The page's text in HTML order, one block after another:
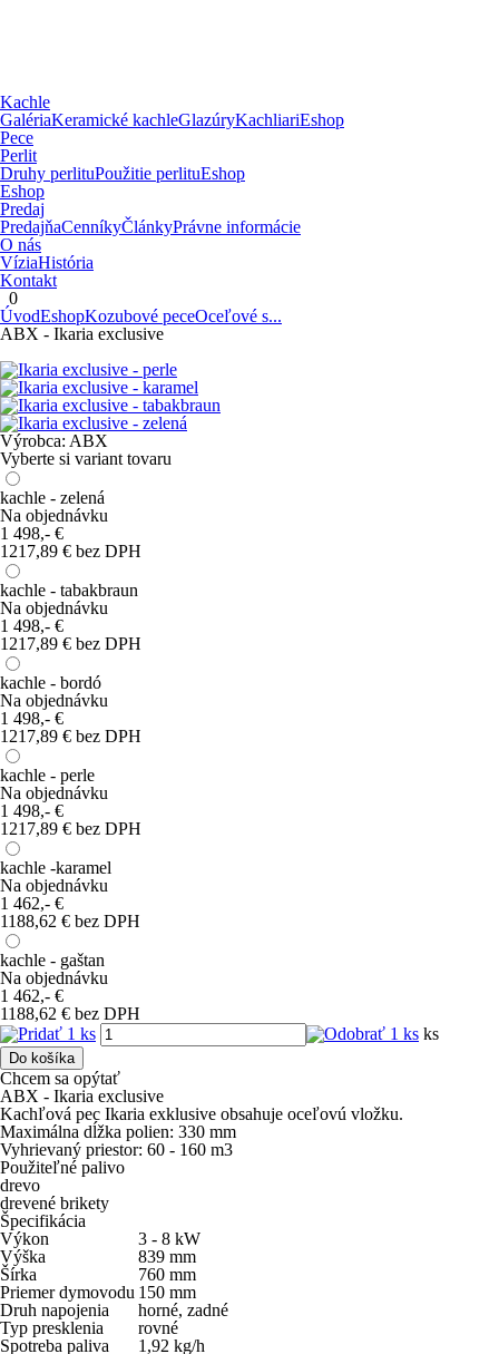
Kachle
GalériaKeramické kachleGlazúryKachliariEshop
Pece
Perlit
Druhy perlituPoužitie perlituEshop
Eshop
Predaj
PredajňaCenníkyČlánkyPrávne informácie
O nás
VíziaHistória
Kontakt
0
ÚvodEshopKozubové peceOceľové s...
ABX - Ikaria exclusive
Výrobca: ABX
Vyberte si variant tovaru
kachle - zelená
Na objednávku
1 498,- €
1217,89 € bez DPH
kachle - tabakbraun
Na objednávku
1 498,- €
1217,89 € bez DPH
kachle - bordó
Na objednávku
1 498,- €
1217,89 € bez DPH
kachle - perle
Na objednávku
1 498,- €
1217,89 € bez DPH
kachle -karamel
Na objednávku
1 462,- €
1188,62 € bez DPH
kachle - gaštan
Na objednávku
1 462,- €
1188,62 € bez DPH
ks
Do košíka
Chcem sa opýtať
ABX - Ikaria exclusive
Kachľová pec Ikaria exklusive obsahuje oceľovú vložku.
Maximálna dĺžka polien: 330 mm
Vyhrievaný priestor: 60 - 160 m3
Použiteľné palivo
drevo
drevené brikety
Špecifikácia
Výkon
3 - 8 kW
Výška
839 mm
Šírka
760 mm
Priemer dymovodu 150 mm
Druh napojenia
horné, zadné
Typ presklenia
rovné
Spotreba paliva
1,92 kg/h